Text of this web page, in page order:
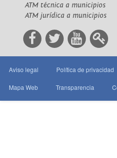
ATM técnica a municipios
ATM jurídica a municipios
Aviso legal Política de privacidad
Mapa Web Transparencia